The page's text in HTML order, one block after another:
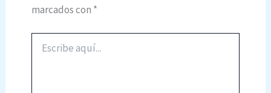
marcados con *
aquí...